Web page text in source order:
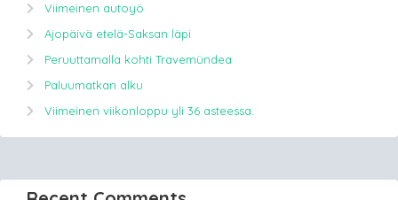
Viimeinen autoyö
Ajopäivä etelä-Saksan läpi
Peruuttamalla kohti Travemündea
Paluumatkan alku
Viimeinen viikonloppu yli 36 asteessa.